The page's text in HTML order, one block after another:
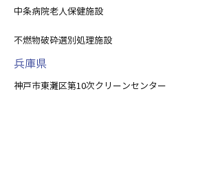
中条病院老人保健施設
不燃物破砕選別処理施設
兵庫県
神戸市東灘区第10次クリーンセンター